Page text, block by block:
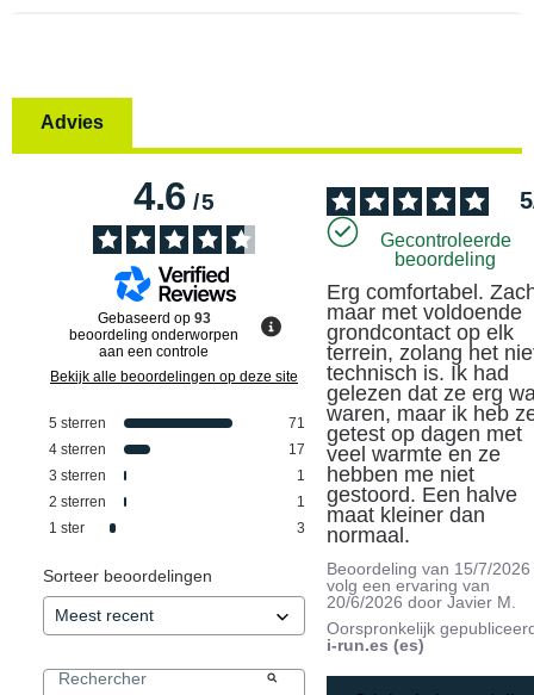
Advies
4.6/5
Gebaseerd op 93
beoordeling onderworpen
aan een controle
Bekijk alle beoordelingen op deze site
5 sterren
71
4 sterren
17
3 sterren
1
2 sterren
1
1 ster 3
Sorteer beoordelingen
5
Gecontroleerde
beoordeling
Erg comfortabel.
maar met voldoende
grondcontact op elk
terrein, zolang het
technisch is. Ik had
gelezen dat ze erg
waren, maar ik heb
getest op dagen met
veel warmte en ze
hebben me niet
gestoord. Een halve
maat kleiner dan
normaal.
Beoordeling van 15/7/2026
volg een ervaring van
20/6/2026 doorJavier M.
Oorspronkelijk
i-run.es (es)